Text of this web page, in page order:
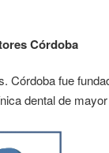
Córdoba
Córdoba fue
dental de